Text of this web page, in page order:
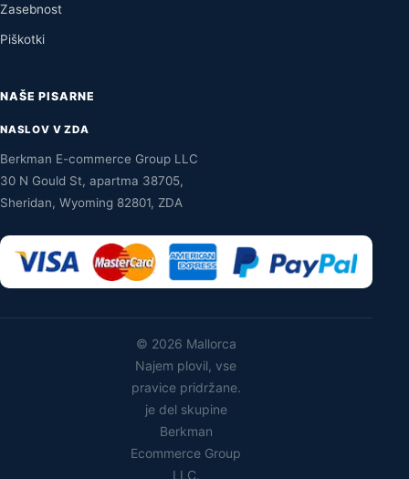
Zasebnost
Piškotki
NAŠE PISARNE
NASLOV V ZDA
Berkman E-commerce Group LLC
30 N Gould St, apartma 38705,
Sheridan, Wyoming 82801, ZDA
© 2026 Mallorca
Najem plovil, vse
pravice pridržane.
je del skupine
Berkman
Ecommerce Group
LLC.